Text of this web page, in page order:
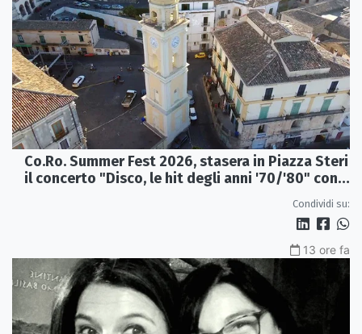
Co.Ro. Summer Fest 2026, stasera in Piazza Steri
il concerto "Disco, le hit degli anni '70/'80" con
Condividi su:
13 ore fa